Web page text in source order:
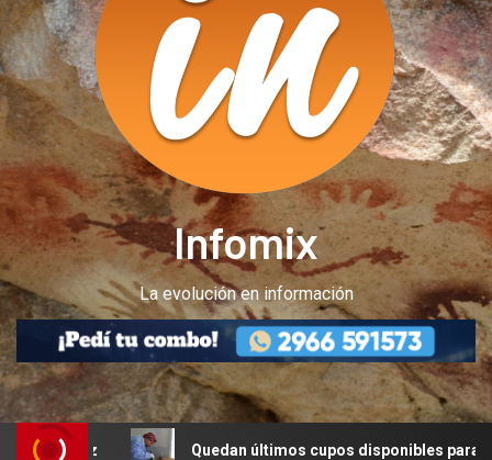
Infomix
La evolución en información
Quedan últimos cupos disponibles para